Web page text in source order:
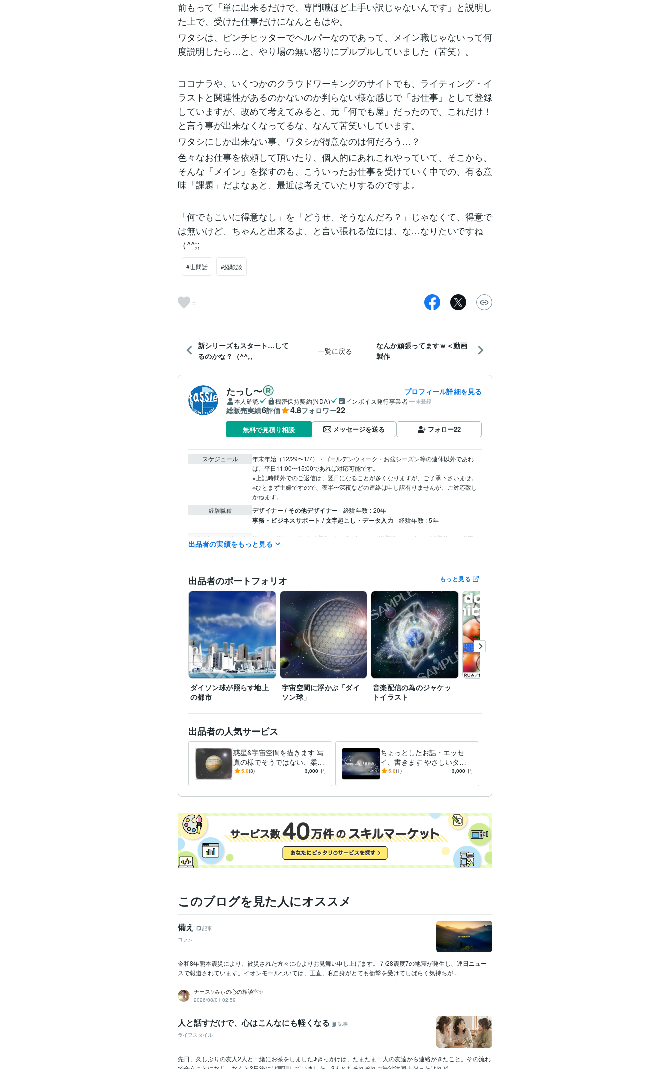
前もって「単に出来るだけで、専門職ほど上手い訳じゃないんです」と説明し
た上で、受けた仕事だけになんともはや。
ワタシは、ピンチヒッターでヘルパーなのであって、メイン職じゃないって何
度説明したら…と、やり場の無い怒りにプルプルしていました（苦笑）。
ココナラや、いくつかのクラウドワーキングのサイトでも、ライティング・イ
ラストと関連性があるのかないのか判らない様な感じで「お仕事」として登録
していますが、改めて考えてみると、元「何でも屋」だったので、これだけ！
と言う事が出来なくなってるな、なんて苦笑いしています。
ワタシにしか出来ない事、ワタシが得意なのは何だろう…？
色々なお仕事を依頼して頂いたり、個人的にあれこれやっていて、そこから、
そんな「メイン」を探すのも、こういったお仕事を受けていく中での、有る意
味「課題」だよなぁと、最近は考えていたりするのですよ。
「何でもこいに得意なし」を「どうせ、そうなんだろ？」じゃなくて、得意で
は無いけど、ちゃんと出来るよ、と言い張れる位には、な…なりたいですね
（^^;;
#世間話 #経験談
5
新シリーズもスタート…して
るのかな？（^^;;
一覧に戻る
なんか頑張ってますｗ＜動画
製作
たっし〜 プロフィール詳細を見る
本人確認 機密保持契約(NDA) インボイス発行事業者 未登録
総販売実績6評価 4.8フォロワー22
無料で見積り相談 メッセージを送る フォロー22
スケジュール
年末年始（12/29〜1/7）・ゴールデンウィーク・お盆シーズン等の連休以外であれ
ば、平日11:00〜15:00であれば対応可能です。
※上記時間外でのご返信は、翌日になることが多くなりますが、ご了承下さいませ。
※ひとまず主婦ですので、夜半〜深夜などの連絡は申し訳有りませんが、ご対応致し
かねます。
経験職種 デザイナー / その他デザイナー 経験年数 : 20年
事務・ビジネスサポート / 文字起こし・データ入力 経験年数 : 5年
ビジネス・クリエイ
ティブツール
Google ドキュメント:1年 Adobe Photoshop:30年 GarageBand:10年 Canva:0年
ChatGPT:0年
その他ツール VOICEVOX（読み上げソフト）:5年VideoProc Vlogger（動画編集）:4年
得意分野 イラスト作成・漫画制作
ホビー 飲食 イラスト デザイン レタッチ 画像加工
ライティング・翻訳 文字データ入力/ライティング
ホビー コラム 文字入力 WEBライティング
出品者の実績をもっと見る
出品者のポートフォリオ もっと見る
ダイソン球が照らす地上
の都市
宇宙空間に浮かぶ「ダイ
ソン球」
音楽配信の為のジャケッ
トイラスト
出品者の人気サービス
惑星&宇宙空間を描きます 写
真の様でそうではない、柔ら
かくリアルな惑星達は如何で
5.0(3) 3,000 円
ちょっとしたお話・エッセ
イ、書きます やさしいタッ
チでご希望に沿って綴りまし
5.0(1) 3,000 円
このブログを見た人にオススメ
備え
記事
コラム
令和8年熊本震災により、被災された方々に心よりお見舞い申し上げます。７/28震度7の地震が発生し、連日ニュー
スで報道されています。イオンモールついては、正直、私自身がとても衝撃を受けてしばらく気持ちが...
ナース✨みぃの心の相談室✨
2026/08/01 02:59
人と話すだけで、心はこんなにも軽くなる
記事
ライフスタイル
先日、久しぶりの友人2人と一緒にお茶をしました♪きっかけは、たまたま一人の友達から連絡がきたこと。その流れ